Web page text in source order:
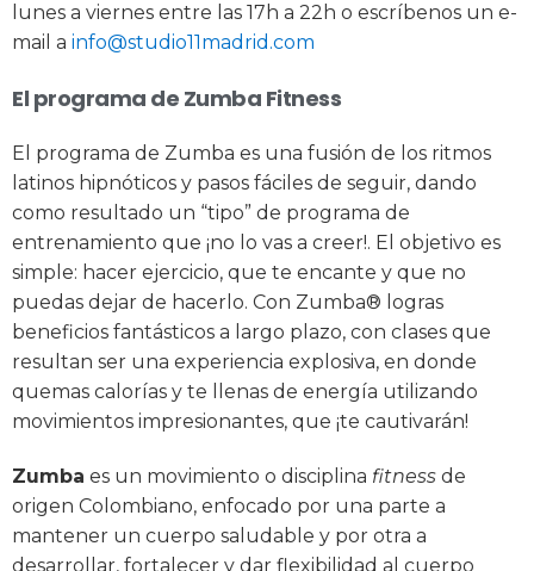
lunes a viernes entre las 17h a 22h o escríbenos un e-
mail a info@studio11madrid.com
El programa de Zumba Fitness
El programa de Zumba es una fusión de los ritmos
latinos hipnóticos y pasos fáciles de seguir, dando
como resultado un “tipo” de programa de
entrenamiento que ¡no lo vas a creer!. El objetivo es
simple: hacer ejercicio, que te encante y que no
puedas dejar de hacerlo. Con Zumba® logras
beneficios fantásticos a largo plazo, con clases que
resultan ser una experiencia explosiva, en donde
quemas calorías y te llenas de energía utilizando
movimientos impresionantes, que ¡te cautivarán!
Zumba es un movimiento o disciplina fitness de
origen Colombiano, enfocado por una parte a
mantener un cuerpo saludable y por otra a
desarrollar, fortalecer y dar flexibilidad al cuerpo